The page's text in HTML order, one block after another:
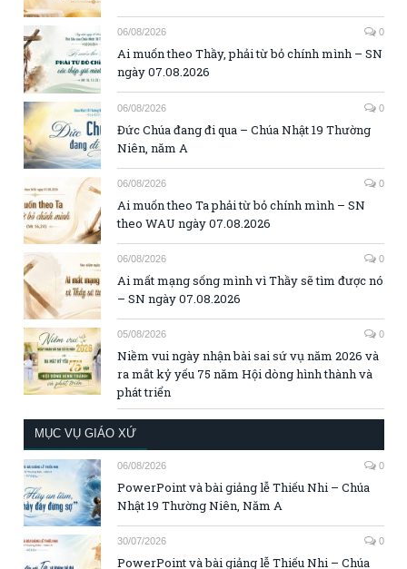
06/08/2026 0
Ai muốn theo Thầy, phải từ bỏ chính mình – SN
ngày 07.08.2026
06/08/2026 0
Đức Chúa đang đi qua – Chúa Nhật 19 Thường
Niên, năm A
06/08/2026 0
Ai muốn theo Ta phải từ bỏ chính mình – SN
theo WAU ngày 07.08.2026
06/08/2026 0
Ai mất mạng sống mình vì Thầy sẽ tìm được nó
– SN ngày 07.08.2026
05/08/2026 0
Niềm vui ngày nhận bài sai sứ vụ năm 2026 và
ra mắt kỷ yếu 75 năm Hội dòng hình thành và
phát triển
MỤC VỤ GIÁO XỨ
06/08/2026 0
PowerPoint và bài giảng lễ Thiếu Nhi – Chúa
Nhật 19 Thường Niên, Năm A
30/07/2026 0
PowerPoint và bài giảng lễ Thiếu Nhi – Chúa